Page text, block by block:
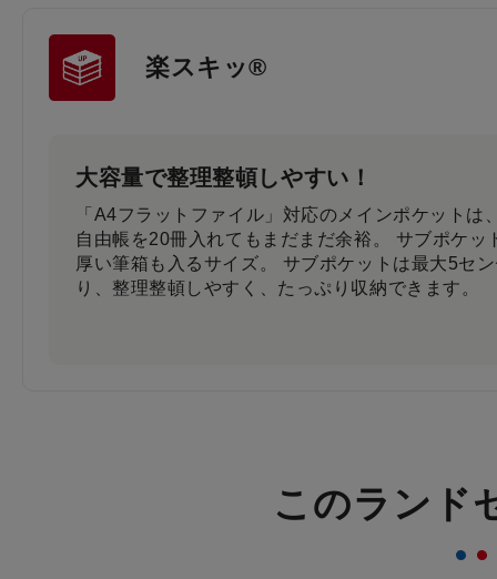
楽スキッ®
大容量で整理整頓しやすい！
「A4フラットファイル」対応のメインポケットは
自由帳を20冊入れてもまだまだ余裕。 サブポケッ
厚い筆箱も入るサイズ。 サブポケットは最大5セ
り、整理整頓しやすく、たっぷり収納できます。
このランド